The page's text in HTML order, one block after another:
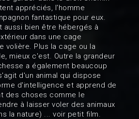
appréciés, l'homme
fantastique pour eux.
aussi bien être hébergés à
dans une cage
volière. Plus la cage ou la
mieux c'est. Outre la grandeur
a également beaucoup
d'un animal qui dispose
d'intelligence et apprend de
des choses comme le
à laisser voler des animaux
la nature) ... voir petit film.